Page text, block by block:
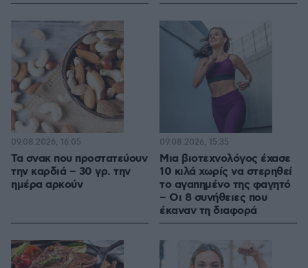
Τα σνακ που προστατεύουν
την καρδιά – 30 γρ. την
ημέρα αρκούν
09.08.2026, 16:05
Μια βιοτεχνολόγος έχασε
10 κιλά χωρίς να στερηθεί
το αγαπημένο της φαγητό
– Οι 8 συνήθειες που
έκαναν τη διαφορά
09.08.2026, 15:35